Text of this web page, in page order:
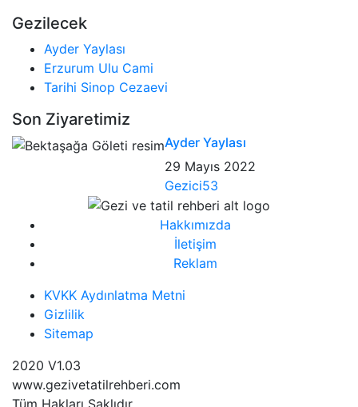
Gezilecek
Ayder Yaylası
Erzurum Ulu Cami
Tarihi Sinop Cezaevi
Son Ziyaretimiz
Ayder Yaylası
29 Mayıs 2022
Gezici53
Hakkımızda
İletişim
Reklam
KVKK Aydınlatma Metni
Gizlilik
Sitemap
2020 V1.03
www.gezivetatilrehberi.com